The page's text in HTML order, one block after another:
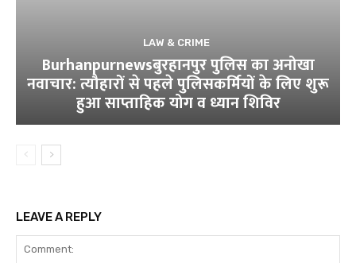
LAW & CRIME
Burhanpurnewsबुरहानपुर पुलिस का अनोखा
नवाचार: त्यौहारों से पहले पुलिसकर्मियों के लिए शुरू
हुआ साप्ताहिक योग व ध्यान शिविर
LEAVE A REPLY